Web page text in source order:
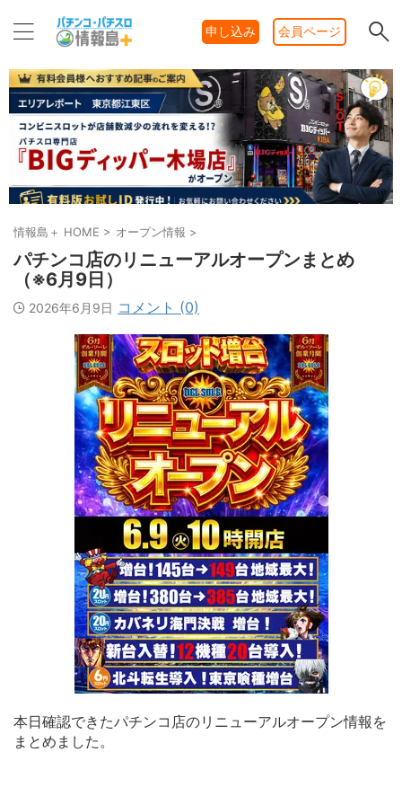
申し込み 会員ページ
情報島＋ HOME > オープン情報 >
パチンコ店のリニューアルオープンまとめ
（※6月9日）
2026年6月9日 コメント (0)
本日確認できたパチンコ店のリニューアルオープン情報を
まとめました。